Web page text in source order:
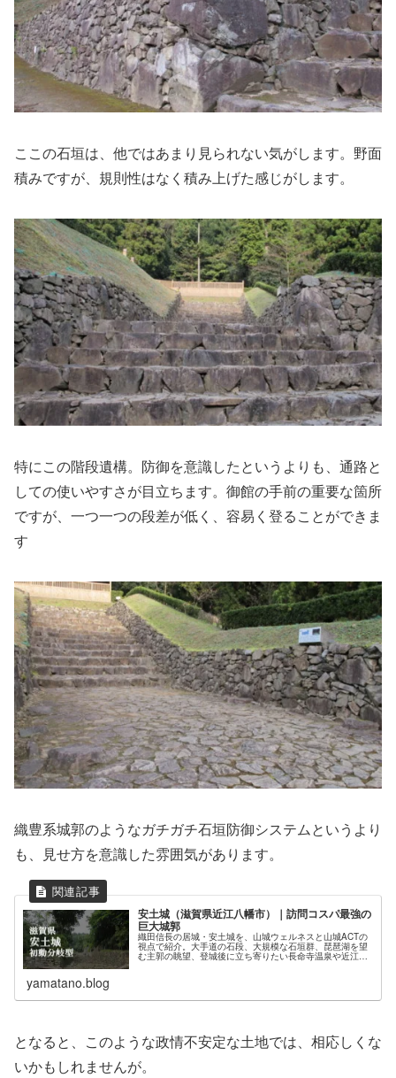
ここの石垣は、他ではあまり見られない気がします。野面
積みですが、規則性はなく積み上げた感じがします。
特にこの階段遺構。防御を意識したというよりも、通路と
しての使いやすさが目立ちます。御館の手前の重要な箇所
ですが、一つ一つの段差が低く、容易く登ることができま
す
織豊系城郭のようなガチガチ石垣防御システムというより
も、見せ方を意識した雰囲気があります。
安土城（滋賀県近江八幡市）｜訪問コスパ最強の
巨大城郭
織田信長の居城・安土城を、山城ウェルネスと山城ACTの
視点で紹介。大手道の石段、大規模な石垣群、琵琶湖を望
む主郭の眺望、登城後に立ち寄りたい長命寺温泉や近江牛
ランチ情報までまとめています。
yamatano.blog
となると、このような政情不安定な土地では、相応しくな
いかもしれませんが。